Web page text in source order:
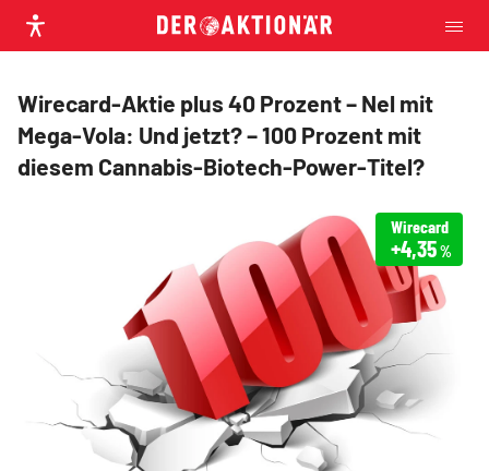
Wirecard-Aktie plus 40 Prozent – Nel mit
Mega-Vola: Und jetzt? – 100 Prozent mit
diesem Cannabis-Biotech-Power-Titel?
Wirecard
+4,35%